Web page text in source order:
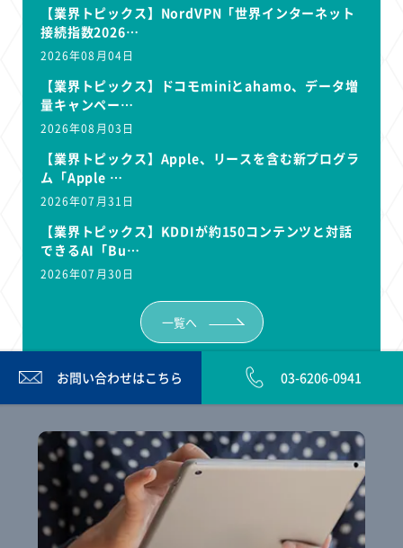
【業界トピックス】NordVPN「世界インターネット
接続指数2026…
2026年08月04日
【業界トピックス】ドコモminiとahamo、データ増
量キャンペー…
2026年08月03日
【業界トピックス】Apple、リースを含む新プログラ
ム「Apple …
2026年07月31日
【業界トピックス】KDDIが約150コンテンツと対話
できるAI「Bu…
2026年07月30日
一覧へ
お問い合わせはこちら 03-6206-0941